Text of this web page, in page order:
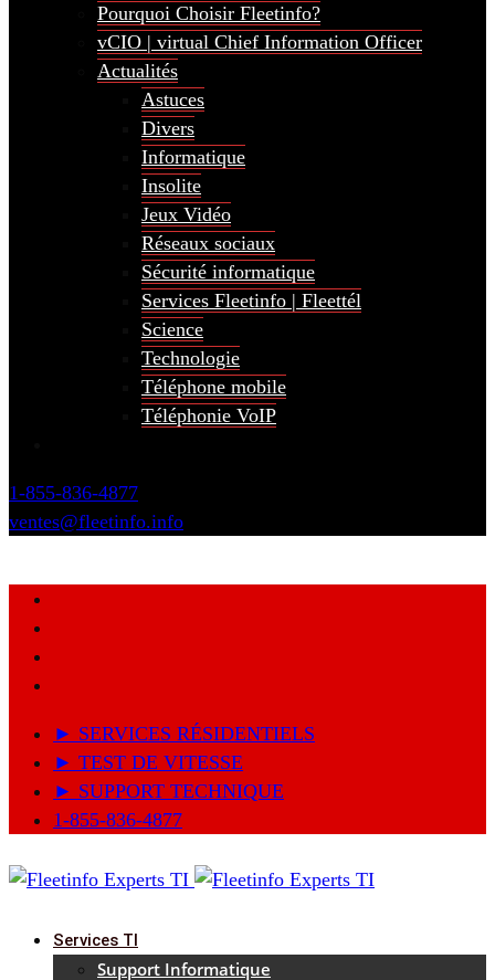
Pourquoi Choisir Fleetinfo?
vCIO | virtual Chief Information Officer
Actualités
Astuces
Divers
Informatique
Insolite
Jeux Vidéo
Réseaux sociaux
Sécurité informatique
Services Fleetinfo | Fleettél
Science
Technologie
Téléphone mobile
Téléphonie VoIP
1-855-836-4877
ventes@fleetinfo.info
► SERVICES RÉSIDENTIELS
► TEST DE VITESSE
► SUPPORT TECHNIQUE
1-855-836-4877
Services TI
Support Informatique